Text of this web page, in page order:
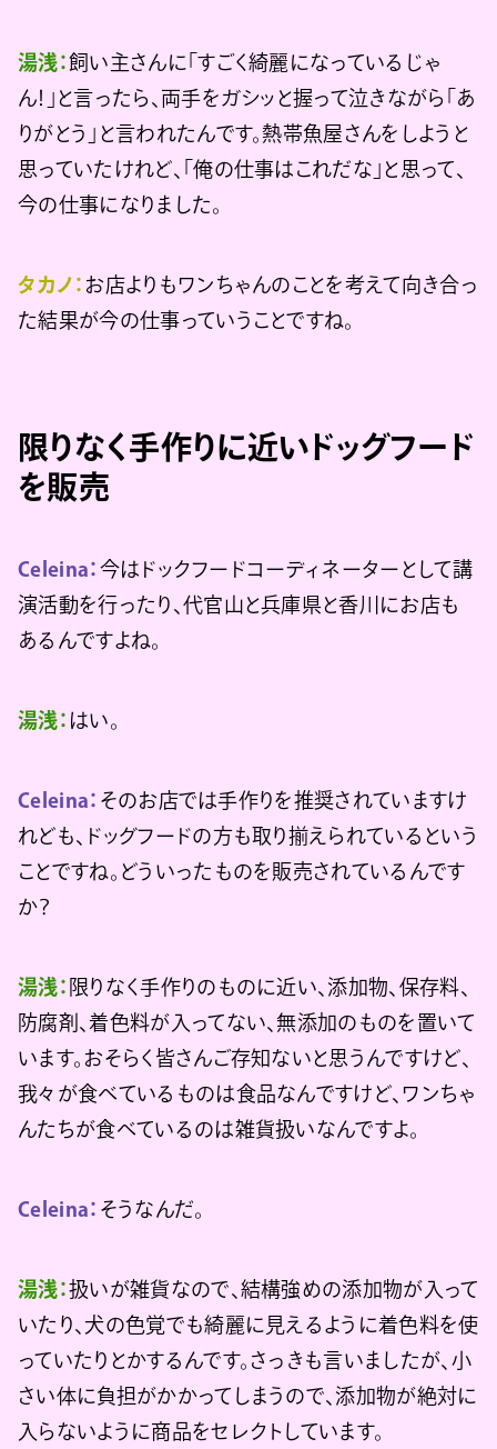
湯浅：飼い主さんに「すごく綺麗になっているじゃ
ん！」と言ったら、両手をガシッと握って泣きながら「あ
りがとう」と言われたんです。熱帯魚屋さんをしようと
思っていたけれど、「俺の仕事はこれだな」と思って、
今の仕事になりました。
タカノ： お店よりもワンちゃんのことを考えて向き合っ
た結果が今の仕事っていうことですね。
限りなく手作りに近いドッグフード
を販売
Celeina： 今はドックフードコーディネーターとして講
演活動を行ったり、代官山と兵庫県と香川にお店も
あるんですよね。
湯浅： はい。
Celeina： そのお店では手作りを推奨されていますけ
れども、ドッグフードの方も取り揃えられているという
ことですね。どういったものを販売されているんです
か？
湯浅： 限りなく手作りのものに近い、添加物、保存料、
防腐剤、着色料が入ってない、無添加のものを置いて
います。おそらく皆さんご存知ないと思うんですけど、
我々が食べているものは食品なんですけど、ワンちゃ
んたちが食べているのは雑貨扱いなんですよ。
Celeina： そうなんだ。
湯浅：扱いが雑貨なので、結構強めの添加物が入って
いたり、犬の色覚でも綺麗に見えるように着色料を使
っていたりとかするんです。さっきも言いましたが、小
さい体に負担がかかってしまうので、添加物が絶対に
入らないように商品をセレクトしています。